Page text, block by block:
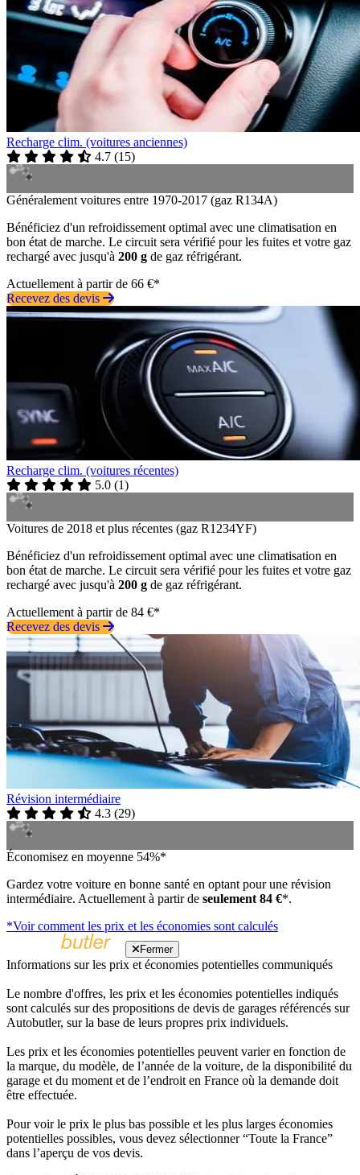
Recharge clim. (voitures anciennes)
4.7 (15)
Généralement voitures entre 1970-2017 (gaz R134A)
Bénéficiez d'un refroidissement optimal avec une climatisation en
bon état de marche. Le circuit sera vérifié pour les fuites et votre gaz
rechargé avec jusqu'à 200 g de gaz réfrigérant.
Actuellement à partir de 66 €*
Recevez des devis
Recharge clim. (voitures récentes)
5.0 (1)
Voitures de 2018 et plus récentes (gaz R1234YF)
Bénéficiez d'un refroidissement optimal avec une climatisation en
bon état de marche. Le circuit sera vérifié pour les fuites et votre gaz
rechargé avec jusqu'à 200 g de gaz réfrigérant.
Actuellement à partir de 84 €*
Recevez des devis
Révision intermédiaire
4.3 (29)
Économisez en moyenne 54%*
Gardez votre voiture en bonne santé en optant pour une révision
intermédiaire. Actuellement à partir de seulement 84 €*.
*Voir comment les prix et les économies sont calculés
Fermer
Informations sur les prix et économies potentielles communiqués
Le nombre d'offres, les prix et les économies potentielles indiqués
sont calculés sur des propositions de devis de garages référencés sur
Autobutler, sur la base de leurs propres prix individuels.
Les prix et les économies potentielles peuvent varier en fonction de
la marque, du modèle, de l’année de la voiture, de la disponibilité du
garage et du moment et de l’endroit en France où la demande doit
être effectuée.
Pour voir le prix le plus bas possible et les plus larges économies
potentielles possibles, vous devez sélectionner “Toute la France”
dans l’aperçu de vos devis.